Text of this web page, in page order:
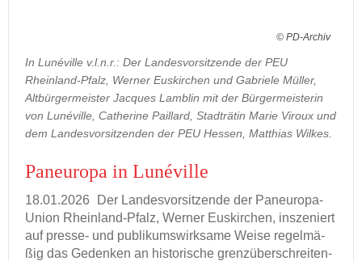
© PD-Archiv
In Lunéville v.l.n.r.: Der Landesvorsitzende der PEU
Rheinland-Pfalz, Werner Euskirchen und Gabriele Müller,
Altbürgermeister Jacques Lamblin mit der Bürgermeisterin
von Lunéville, Catherine Paillard, Stadträtin Marie Viroux und
dem Landesvorsitzenden der PEU Hessen, Matthias Wilkes.
Pan­eu­ro­pa in Lunéville
18.01.2026
Der Lan­des­vor­sit­zen­de der Paneuropa-​
Union Rheinland-​Pfalz, Wer­ner Eus­kir­chen, in­sze­niert
auf presse-​ und pu­bli­kums­wirk­sa­me Weise re­gel­mä­
ßig das Ge­den­ken an his­to­ri­sche grenzüberschreiten-​